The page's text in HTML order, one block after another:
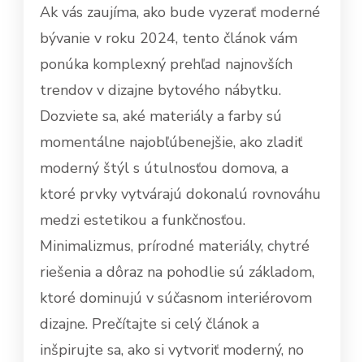
Ak vás zaujíma, ako bude vyzerať moderné
bývanie v roku 2024, tento článok vám
ponúka komplexný prehľad najnovších
trendov v dizajne bytového nábytku.
Dozviete sa, aké materiály a farby sú
momentálne najobľúbenejšie, ako zladiť
moderný štýl s útulnosťou domova, a
ktoré prvky vytvárajú dokonalú rovnováhu
medzi estetikou a funkčnosťou.
Minimalizmus, prírodné materiály, chytré
riešenia a dôraz na pohodlie sú základom,
ktoré dominujú v súčasnom interiérovom
dizajne. Prečítajte si celý článok a
inšpirujte sa, ako si vytvoriť moderný, no